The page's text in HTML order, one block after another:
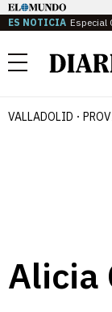
ES NOTICIA Especial
Menú
VALLADOLID
Alicia